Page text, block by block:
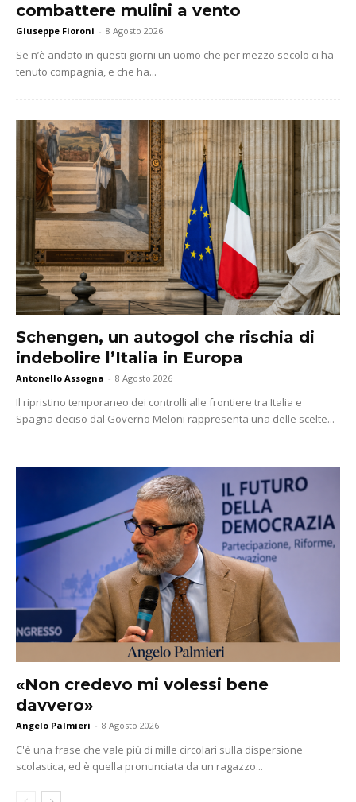
combattere mulini a vento
Giuseppe Fioroni - 8 Agosto 2026
Se n’è andato in questi giorni un uomo che per mezzo secolo ci ha
tenuto compagnia, e che ha...
Schengen, un autogol che rischia di
indebolire l’Italia in Europa
Antonello Assogna - 8 Agosto 2026
Il ripristino temporaneo dei controlli alle frontiere tra Italia e
Spagna deciso dal Governo Meloni rappresenta una delle scelte...
«Non credevo mi volessi bene
davvero»
Angelo Palmieri - 8 Agosto 2026
C'è una frase che vale più di mille circolari sulla dispersione
scolastica, ed è quella pronunciata da un ragazzo...